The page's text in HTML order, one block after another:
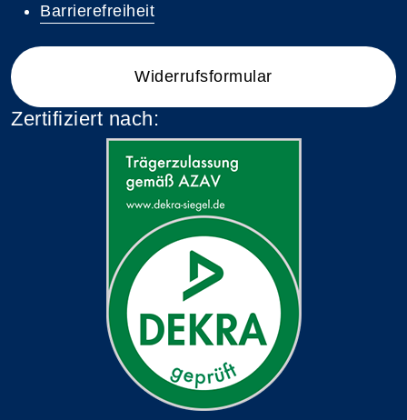
Barrierefreiheit
Widerrufsformular
Zertifiziert nach: